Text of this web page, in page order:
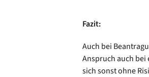
Fazit:
Auch bei
Anspruch auch
sich sonst ohne